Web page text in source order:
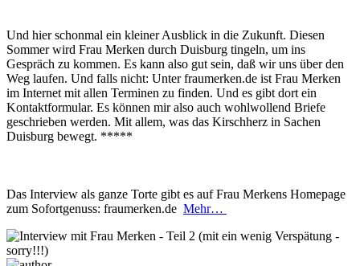
Und hier schonmal ein kleiner Ausblick in die Zukunft. Diesen
Sommer wird Frau Merken durch Duisburg tingeln, um ins
Gespräch zu kommen. Es kann also gut sein, daß wir uns über den
Weg laufen. Und falls nicht: Unter fraumerken.de ist Frau Merken
im Internet mit allen Terminen zu finden. Und es gibt dort ein
Kontaktformular. Es können mir also auch wohlwollend Briefe
geschrieben werden. Mit allem, was das Kirschherz in Sachen
Duisburg bewegt. *****
Das Interview als ganze Torte gibt es auf Frau Merkens Homepage
zum Sofortgenuss: fraumerken.de Mehr…